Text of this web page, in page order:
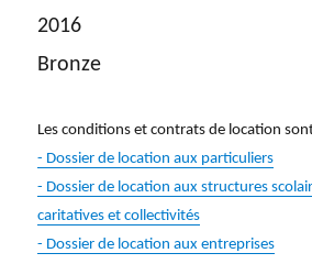
2016
Bronze
Les conditions et contrats de location
- Dossier de location aux particuliers
- Dossier de location aux structures
caritatives et collectivités
- Dossier de location aux entreprises